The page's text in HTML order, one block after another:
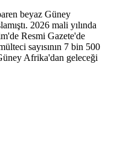
beyaz Güney
2026 mali yılında
Resmi Gazete'de
sayısının 7 bin 500
Afrika'dan geleceği